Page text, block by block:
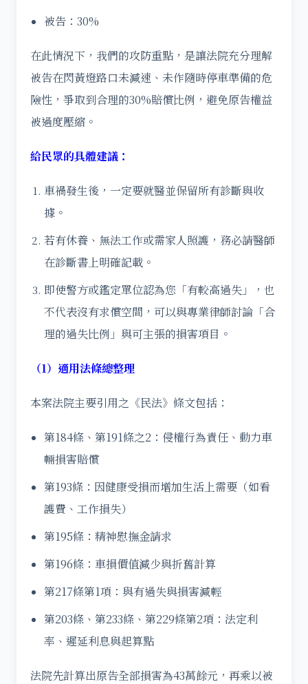
被告：30%
在此情況下，我們的攻防重點，是讓法院充分理解
被告在閃黃燈路口未減速、未作隨時停車準備的危
險性，爭取到合理的30%賠償比例，避免原告權益
被過度壓縮。
給民眾的具體建議：
車禍發生後，一定要就醫並保留所有診斷與收
據。
若有休養、無法工作或需家人照護，務必請醫師
在診斷書上明確記載。
即使警方或鑑定單位認為您「有較高過失」，也
不代表沒有求償空間，可以與專業律師討論「合
理的過失比例」與可主張的損害項目。
（1）適用法條總整理
本案法院主要引用之《民法》條文包括：
第184條、第191條之2：侵權行為責任、動力車
輛損害賠償
第193條：因健康受損而增加生活上需要（如看
護費、工作損失）
第195條：精神慰撫金請求
第196條：車損價值減少與折舊計算
第217條第1項：與有過失與損害減輕
第203條、第233條、第229條第2項：法定利
率、遲延利息與起算點
法院先計算出原告全部損害為43萬餘元，再乘以被